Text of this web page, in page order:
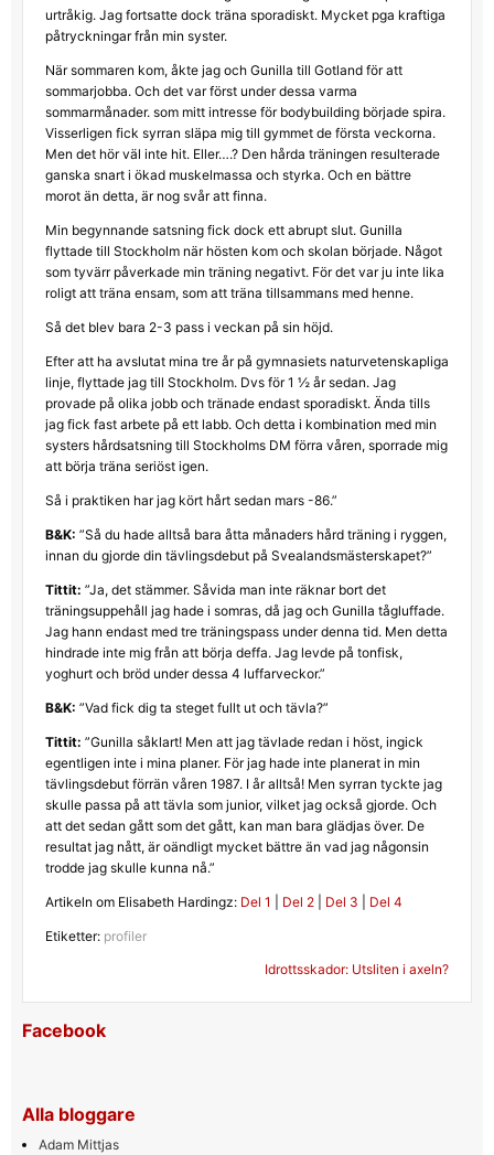
urtråkig. Jag fortsatte dock träna sporadiskt. Mycket pga kraftiga
påtryckningar från min syster.
När sommaren kom, åkte jag och Gunilla till Gotland för att
sommarjobba. Och det var först under dessa varma
sommarmånader. som mitt intresse för bodybuilding började spira.
Visserligen fick syrran släpa mig till gymmet de första veckorna.
Men det hör väl inte hit. Eller….? Den hårda träningen resulterade
ganska snart i ökad muskelmassa och styrka. Och en bättre
morot än detta, är nog svår att finna.
Min begynnande satsning fick dock ett abrupt slut. Gunilla
flyttade till Stockholm när hösten kom och skolan började. Något
som tyvärr påverkade min träning negativt. För det var ju inte lika
roligt att träna ensam, som att träna tillsammans med henne.
Så det blev bara 2-3 pass i veckan på sin höjd.
Efter att ha avslutat mina tre år på gymnasiets naturvetenskapliga
linje, flyttade jag till Stockholm. Dvs för 1 ½ år sedan. Jag
provade på olika jobb och tränade endast sporadiskt. Ända tills
jag fick fast arbete på ett labb. Och detta i kombination med min
systers hårdsatsning till Stockholms DM förra våren, sporrade mig
att börja träna seriöst igen.
Så i praktiken har jag kört hårt sedan mars -86.”
B&K: ”Så du hade alltså bara åtta månaders hård träning i ryggen,
innan du gjorde din tävlingsdebut på Svealandsmästerskapet?”
Tittit: ”Ja, det stämmer. Såvida man inte räknar bort det
träningsuppehåll jag hade i somras, då jag och Gunilla tågluffade.
Jag hann endast med tre träningspass under denna tid. Men detta
hindrade inte mig från att börja deffa. Jag levde på tonfisk,
yoghurt och bröd under dessa 4 luffarveckor.”
B&K: ”Vad fick dig ta steget fullt ut och tävla?”
Tittit: ”Gunilla såklart! Men att jag tävlade redan i höst, ingick
egentligen inte i mina planer. För jag hade inte planerat in min
tävlingsdebut förrän våren 1987. I år alltså! Men syrran tyckte jag
skulle passa på att tävla som junior, vilket jag också gjorde. Och
att det sedan gått som det gått, kan man bara glädjas över. De
resultat jag nått, är oändligt mycket bättre än vad jag någonsin
trodde jag skulle kunna nå.”
Artikeln om Elisabeth Hardingz: Del 1 Del 2| Del 3 Del 4
Etiketter: profiler
Idrottsskador: Utsliten i axeln?
Facebook
Alla bloggare
Adam Mittjas